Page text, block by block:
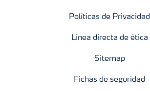
Políticas de Privacidad
Línea directa de ética
Sitemap
Fichas de seguridad